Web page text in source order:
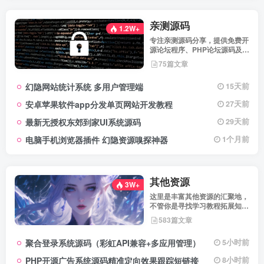
1.2W+ 亲测源码
专注亲测源码分享，提供免费开
源论坛程序、PHP论坛源码及论
坛搭建解决方案，所有源码均经
实际测试可用，助力快速搭建稳
75篇文章
幻隐网站统计系统 多用户管理端 15天前
安卓苹果软件app分发单页网站开发教程 27天前
最新无授权东郊到家UI系统源码 29天前
电脑手机浏览器插件 幻隐资源嗅探神器 1个月前
3W+ 其他资源
这里是丰富其他资源的汇聚地，
不管你是寻找学习教程拓展知
识，还是搜集各类素材激发创作
灵感，亦或是查询专业数据辅助
源定期更新、分类清晰、下载便
583篇文章
聚合登录系统源码（彩虹API兼容+多应用管理） 5小时前
PHP开源广告系统源码精准定向效果跟踪短链接 8小时前